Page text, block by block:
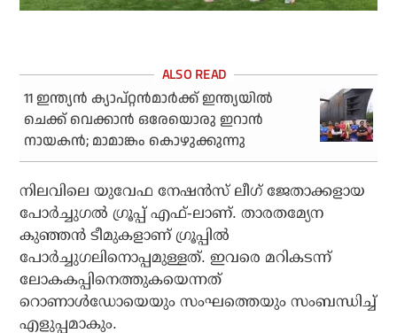
11 ഇന്ത്യന്‍ ക്യാപ്റ്റന്‍മാര്‍ക്ക് ഇന്ത്യയില്‍
ചെക്ക് വെക്കാന്‍ ഒരേയൊരു ഇറാന്‍
നായകന്‍; മാമാങ്കം കൊഴുക്കുന്നു
നിലവിലെ യുവേഫ നേഷന്‍സ് ലീഗ് ജേതാക്കളായ
പോര്‍ച്ചുഗല്‍ ഗ്രൂപ്പ് എഫ്-ലാണ്. താരതമ്യേന
കുഞ്ഞന്‍ ടീമുകളാണ് ഗ്രൂപ്പില്‍
പോര്‍ച്ചുഗലിനൊപ്പമുള്ളത്. ഇവരെ മറികടന്ന്
ലോകകപ്പിനെത്തുകയെന്നത്
റൊണാള്‍ഡോയെയും സംഘത്തെയും സംബന്ധിച്ച്
എളുപ്പമാകും.